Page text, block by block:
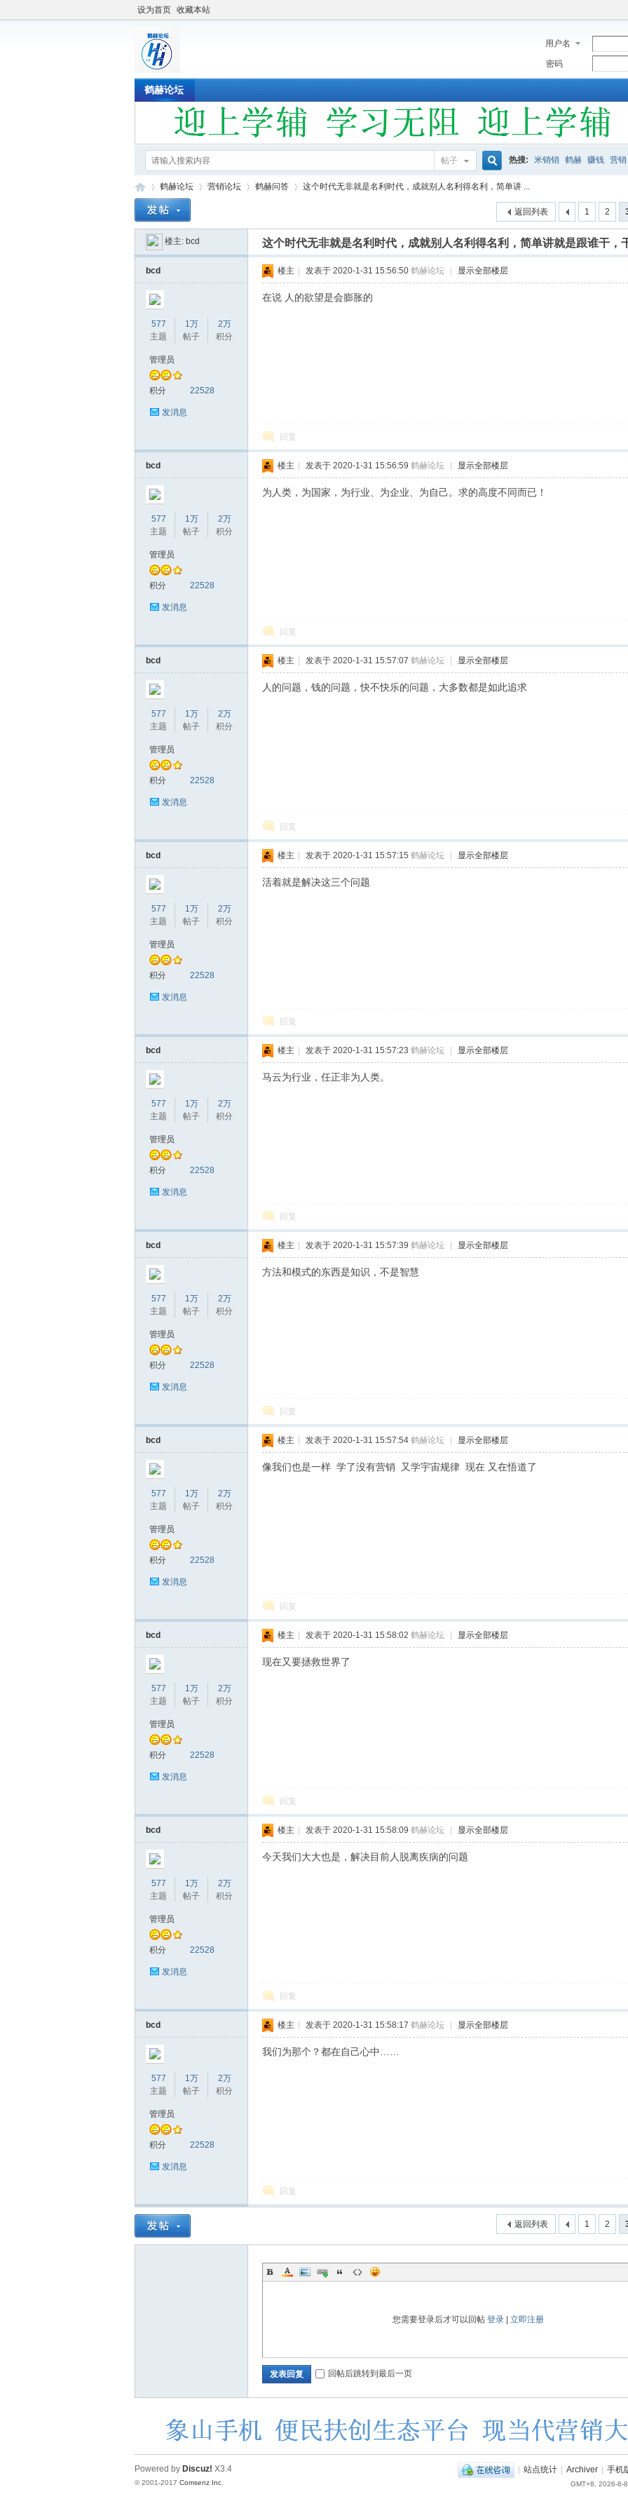
设为首页 收藏本站
用户名
密码
鹤赫论坛
帖子
搜
索
热搜: 米销销 鹤赫 赚钱 营销
»
鹤赫论坛
›
营销论坛 鹤赫问答
›
这个时代无非就是名利时代，成就别人名利得名利，简单讲 ...
1 2
返回列表
楼主: bcd 这个时代无非就是名利时代，成就别人名利得名利，简单讲就是跟谁干，
bcd
577
主题
1万
帖子
2万
积分
管理员
积分 22528
发消息
楼主 发表于 2020-1-31 15:56:50 鹤赫论坛 显示全部楼层
在说 人的欲望是会膨胀的
回复
bcd
577
主题
1万
帖子
2万
积分
管理员
积分 22528
发消息
楼主 发表于 2020-1-31 15:56:59 鹤赫论坛 显示全部楼层
为人类，为国家，为行业、为企业、为自己。求的高度不同而已！
回复
bcd
577
主题
1万
帖子
2万
积分
管理员
积分 22528
发消息
楼主 发表于 2020-1-31 15:57:07 鹤赫论坛 显示全部楼层
人的问题，钱的问题，快不快乐的问题，大多数都是如此追求
回复
bcd
577
主题
1万
帖子
2万
积分
管理员
积分 22528
发消息
楼主 发表于 2020-1-31 15:57:15 鹤赫论坛 显示全部楼层
活着就是解决这三个问题
回复
bcd
577
主题
1万
帖子
2万
积分
管理员
积分 22528
发消息
楼主 发表于 2020-1-31 15:57:23 鹤赫论坛 显示全部楼层
马云为行业，任正非为人类。
回复
bcd
577
主题
1万
帖子
2万
积分
管理员
积分 22528
发消息
楼主 发表于 2020-1-31 15:57:39 鹤赫论坛 显示全部楼层
方法和模式的东西是知识，不是智慧
回复
bcd
577
主题
1万
帖子
2万
积分
管理员
积分 22528
发消息
楼主 发表于 2020-1-31 15:57:54 鹤赫论坛 显示全部楼层
像我们也是一样 学了没有营销 又学宇宙规律 现在 又在悟道了
回复
bcd
577
主题
1万
帖子
2万
积分
管理员
积分 22528
发消息
楼主 发表于 2020-1-31 15:58:02 鹤赫论坛 显示全部楼层
现在又要拯救世界了
回复
bcd
577
主题
1万
帖子
2万
积分
管理员
积分 22528
发消息
楼主 发表于 2020-1-31 15:58:09 鹤赫论坛 显示全部楼层
今天我们大大也是，解决目前人脱离疾病的问题
回复
bcd
577
主题
1万
帖子
2万
积分
管理员
积分 22528
发消息
楼主 发表于 2020-1-31 15:58:17 鹤赫论坛 显示全部楼层
我们为那个？都在自己心中……
回复
1 2
返回列表
您需要登录后才可以回帖 登录| 立即注册
发表回复 回帖后跳转到最后一页
| 站点统计 | Archiver | 手机
GMT+8, 2026-8-
Powered by Discuz! X3.4
© 2001-2017 Comsenz Inc.